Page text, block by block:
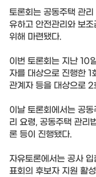
토론회는 공동주택 관
유하고 안전관리와 보
위해 마련됐다.
이번 토론회는 지난 10
자를 대상으로 진행한 1
관계자 등을 대상으로 2
이날 토론회에서는 공
리 요령, 공동주택 관리
론 등이 진행됐다.
자유토론에서는 공사
표회의 후보자 지원 활